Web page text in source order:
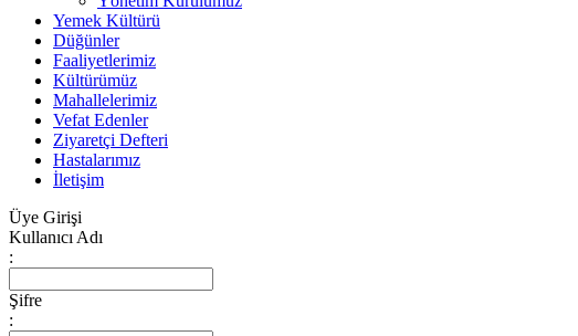
Yemek Kültürü
Düğünler
Faaliyetlerimiz
Kültürümüz
Mahallelerimiz
Vefat Edenler
Ziyaretçi Defteri
Hastalarımız
İletişim
Üye Girişi
Kullanıcı Adı
:
Şifre
: